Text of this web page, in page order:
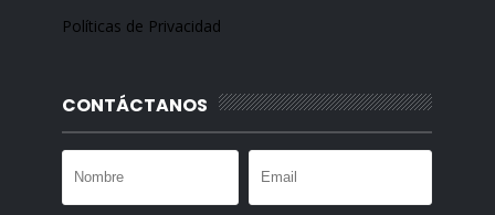
Políticas de Privacidad
CONTÁCTANOS